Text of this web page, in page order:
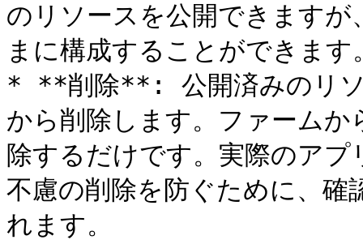
のリソースを公開できます
まに構成することができます
* **削除**: 公開済みのリ
から削除します。ファーム
除するだけです。実際のア
不慮の削除を防ぐために、
れます。